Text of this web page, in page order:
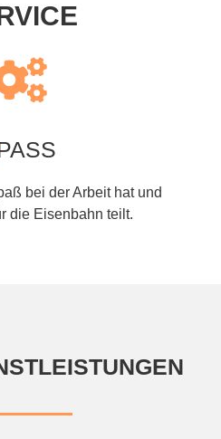
bei der Arbeit hat und
die Eisenbahn teilt.